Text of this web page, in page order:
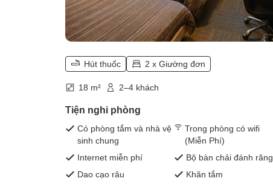
Hút thuốc 2 x Giường đơn
18 m² 2–4 khách
Tiện nghi phòng
Có phòng tắm và nhà vệ
sinh chung
Trong phòng có wifi
(Miễn Phí)
Internet miễn phí
Bộ bàn chải đánh răng
Dao cạo râu
Khăn tắm